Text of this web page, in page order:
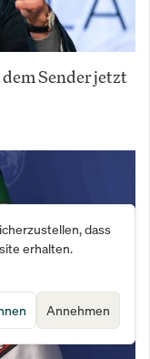
Sender jetzt
dass
erhalten.
Annehmen